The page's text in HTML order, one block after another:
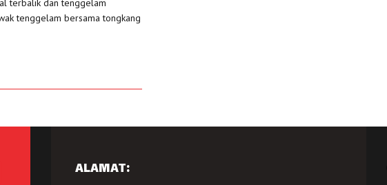
terbalik dan tenggelam
tenggelam bersama tongkang
ALAMAT: